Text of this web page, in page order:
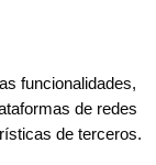
funcionalidades,
de redes
de terceros.